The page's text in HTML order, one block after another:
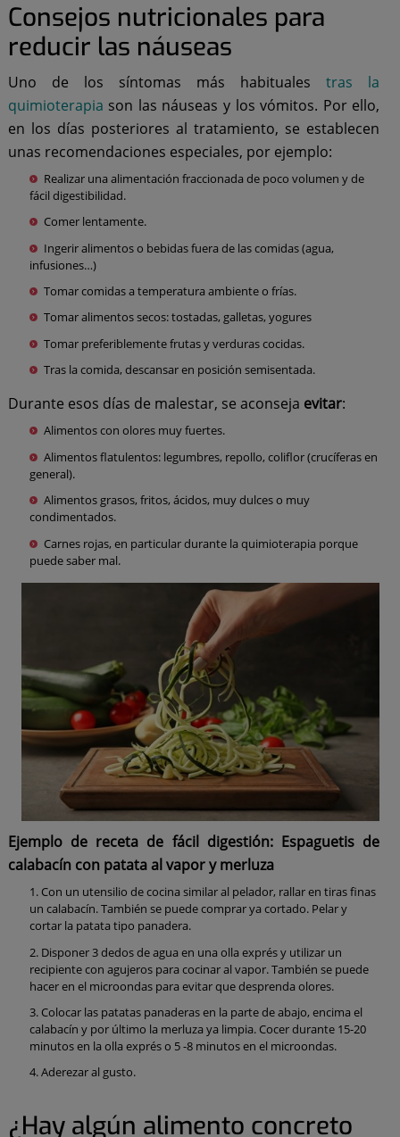
Consejos nutricionales para
reducir las náuseas
Uno de los síntomas más habitualestras la
quimioterapia son las náuseas y los vómitos. Por ello,
en los días posteriores al tratamiento, se establecen
unas recomendaciones especiales, por ejemplo:
Realizar una alimentación fraccionada de poco volumen y de
fácil digestibilidad.
Comer lentamente.
Ingerir alimentos o bebidas fuera de las comidas (agua,
infusiones…)
Tomar comidas a temperatura ambiente o frías.
Tomar alimentos secos: tostadas, galletas, yogures
Tomar preferiblemente frutas y verduras cocidas.
Tras la comida, descansar en posición semisentada.
Durante esos días de malestar, se aconseja evitar:
Alimentos con olores muy fuertes.
Alimentos flatulentos: legumbres, repollo, coliflor (crucíferas en
general).
Alimentos grasos, fritos, ácidos, muy dulces o muy
condimentados.
Carnes rojas, en particular durante la quimioterapia porque
puede saber mal.
Ejemplo de receta de fácil digestión: Espaguetis de
calabacín con patata al vapor y merluza
Con un utensilio de cocina similar al pelador, rallar en tiras finas
un calabacín. También se puede comprar ya cortado. Pelar y
cortar la patata tipo panadera.
Disponer 3 dedos de agua en una olla exprés y utilizar un
recipiente con agujeros para cocinar al vapor. También se puede
hacer en el microondas para evitar que desprenda olores.
Colocar las patatas panaderas en la parte de abajo, encima el
calabacín y por último la merluza ya limpia. Cocer durante 15-20
minutos en la olla exprés o 5 -8 minutos en el microondas.
Aderezar al gusto.
¿Hay algún alimento concreto